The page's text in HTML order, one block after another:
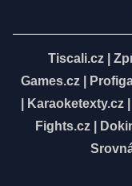
Tiscali.cz
Games.cz
Karaoketexty.cz|
Fights.cz